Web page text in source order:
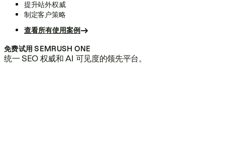
提升站外权威
制定客户策略
查看所有使用案例
免费试用 SEMRUSH ONE
统一 SEO 权威和 AI 可见度的领先平台。